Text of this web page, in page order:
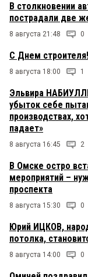
В столкновении
пострадали две
8 августа 21:48 0
С Днем строителя!
8 августа 18:00 1
Эльвира
убыток себе
производствах,
падает»
8 августа 16:45 2
В Омске остро
мероприятий –
проспекта
8 августа 15:30 0
Юрий ИЦКОВ,
потолка,
8 августа 14:00 0